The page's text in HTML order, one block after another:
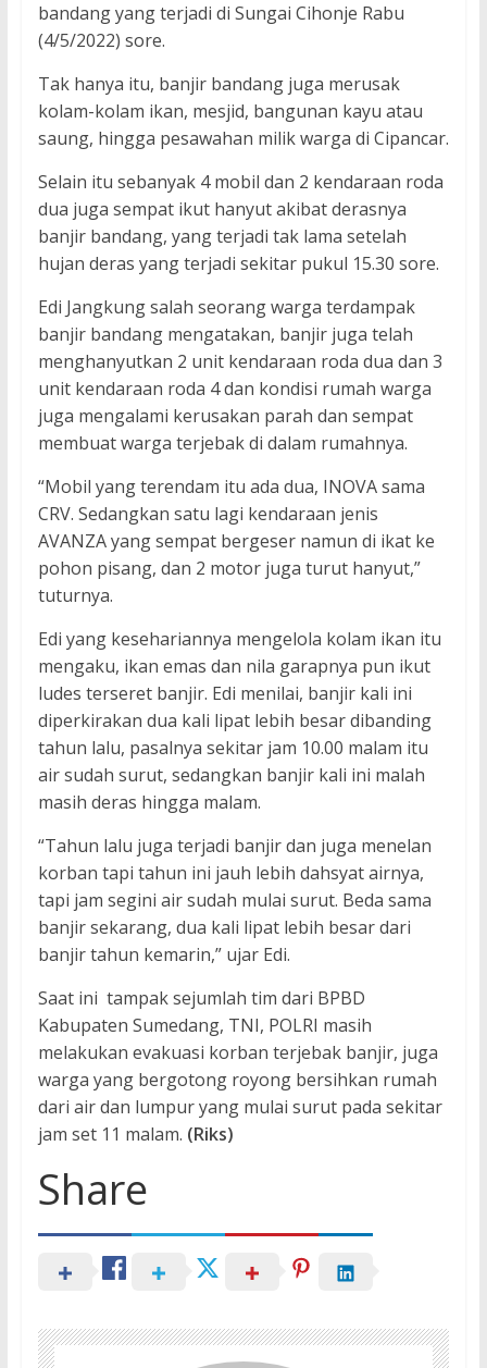
bandang yang terjadi di Sungai Cihonje Rabu
(4/5/2022) sore.
Tak hanya itu, banjir bandang juga merusak
kolam-kolam ikan, mesjid, bangunan kayu atau
saung, hingga pesawahan milik warga di Cipancar.
Selain itu sebanyak 4 mobil dan 2 kendaraan roda
dua juga sempat ikut hanyut akibat derasnya
banjir bandang, yang terjadi tak lama setelah
hujan deras yang terjadi sekitar pukul 15.30 sore.
Edi Jangkung salah seorang warga terdampak
banjir bandang mengatakan, banjir juga telah
menghanyutkan 2 unit kendaraan roda dua dan 3
unit kendaraan roda 4 dan kondisi rumah warga
juga mengalami kerusakan parah dan sempat
membuat warga terjebak di dalam rumahnya.
“Mobil yang terendam itu ada dua, INOVA sama
CRV. Sedangkan satu lagi kendaraan jenis
AVANZA yang sempat bergeser namun di ikat ke
pohon pisang, dan 2 motor juga turut hanyut,”
tuturnya.
Edi yang kesehariannya mengelola kolam ikan itu
mengaku, ikan emas dan nila garapnya pun ikut
ludes terseret banjir. Edi menilai, banjir kali ini
diperkirakan dua kali lipat lebih besar dibanding
tahun lalu, pasalnya sekitar jam 10.00 malam itu
air sudah surut, sedangkan banjir kali ini malah
masih deras hingga malam.
“Tahun lalu juga terjadi banjir dan juga menelan
korban tapi tahun ini jauh lebih dahsyat airnya,
tapi jam segini air sudah mulai surut. Beda sama
banjir sekarang, dua kali lipat lebih besar dari
banjir tahun kemarin,” ujar Edi.
Saat ini tampak sejumlah tim dari BPBD
Kabupaten Sumedang, TNI, POLRI masih
melakukan evakuasi korban terjebak banjir, juga
warga yang bergotong royong bersihkan rumah
dari air dan lumpur yang mulai surut pada sekitar
jam set 11 malam. (Riks)
Share